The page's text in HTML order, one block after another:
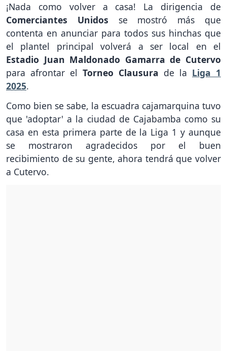
¡Nada como volver a casa! La dirigencia de
Comerciantes Unidos se mostró más que
contenta en anunciar para todos sus hinchas que
el plantel principal volverá a ser local en el
Estadio Juan Maldonado Gamarra de Cutervo
para afrontar el Torneo Clausura de la Liga 1
2025.
Como bien se sabe, la escuadra cajamarquina tuvo
que 'adoptar' a la ciudad de Cajabamba como su
casa en esta primera parte de la Liga 1 y aunque
se mostraron agradecidos por el buen
recibimiento de su gente, ahora tendrá que volver
a Cutervo.